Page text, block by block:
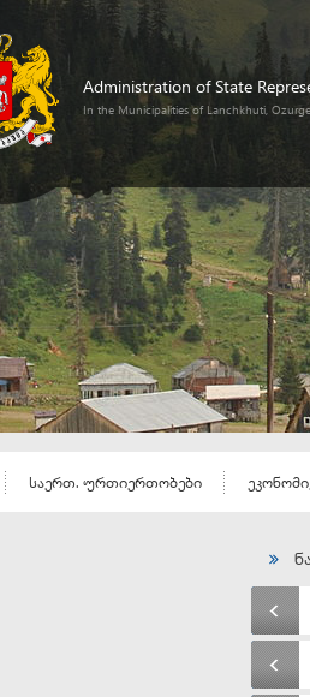
Administration of State
In the Municipalities of Lanchkhuti,
საერთ. ურთიერთობები